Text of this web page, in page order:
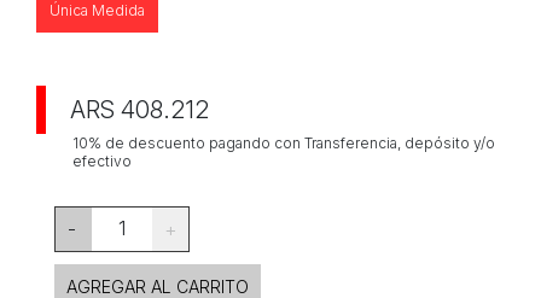
Única Medida
ARS 408.212
10% de descuento pagando con Transferencia, depósito y/o
efectivo
- 1 +
AGREGAR AL CARRITO